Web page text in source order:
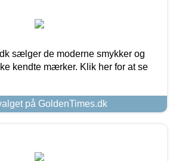
sælger de moderne smykker og
kendte mærker. Klik her for at se
på GoldenTimes.dk